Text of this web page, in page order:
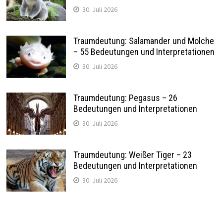
30. Juli 2026
Traumdeutung: Salamander und Molche
– 55 Bedeutungen und Interpretationen
30. Juli 2026
Traumdeutung: Pegasus – 26
Bedeutungen und Interpretationen
30. Juli 2026
Traumdeutung: Weißer Tiger – 23
Bedeutungen und Interpretationen
30. Juli 2026